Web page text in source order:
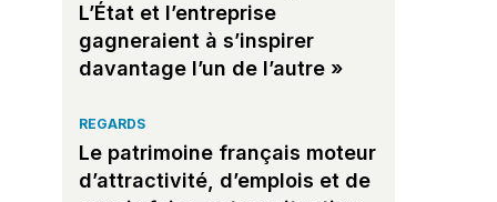
L’État et l’entreprise
gagneraient à s’inspirer
davantage l’un de l’autre »
REGARDS
Le patrimoine français moteur
d’attractivité, d’emplois et de